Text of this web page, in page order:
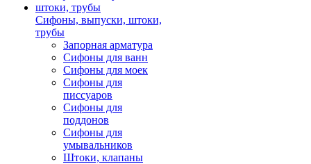
Сифоны, выпуски, штоки,
трубы
Запорная арматура
Сифоны для ванн
Сифоны для моек
Сифоны для
писсуаров
Сифоны для
поддонов
Сифоны для
умывальников
Штоки, клапаны